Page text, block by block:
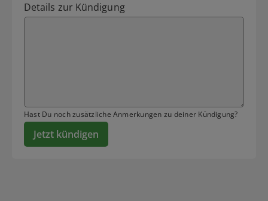
Details zur Kündigung
Hast Du noch zusätzliche Anmerkungen zu deiner Kündigung?
Jetzt kündigen